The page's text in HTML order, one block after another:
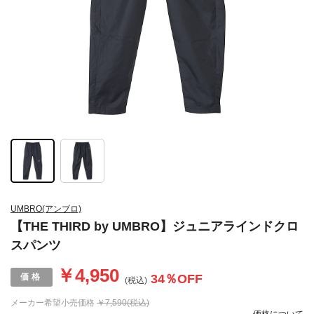
UMBRO(アンブロ)
【THE THIRD by UMBRO】ジュニアラインドクロ
スパンツ
メーカー希望小売価格 ￥7,590(税込)
￥4,950 (税込) 34％OFF